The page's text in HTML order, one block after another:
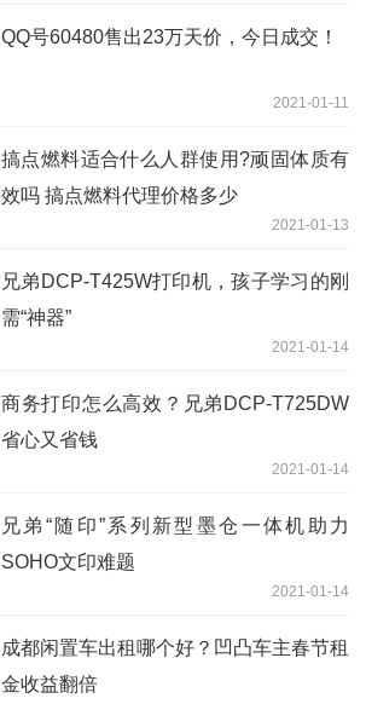
QQ号60480售出23万天价，今日成交！
2021-01-11
搞点燃料适合什么人群使用?顽固体质有
效吗 搞点燃料代理价格多少
2021-01-13
兄弟DCP-T425W打印机，孩子学习的刚
需“神器”
2021-01-14
商务打印怎么高效？兄弟DCP-T725DW
省心又省钱
2021-01-14
兄弟“随印”系列新型墨仓一体机助力
SOHO文印难题
2021-01-14
成都闲置车出租哪个好？凹凸车主春节租
金收益翻倍